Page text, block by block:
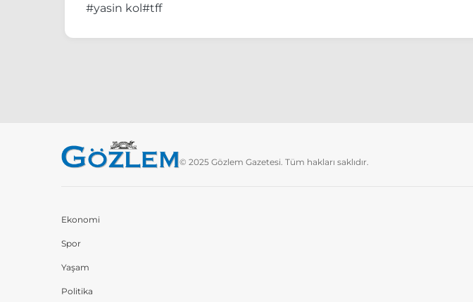
#yasin kol#tff
© 2025 Gözlem Gazetesi. Tüm hakları saklıdır.
Ekonomi
Spor
Yaşam
Politika